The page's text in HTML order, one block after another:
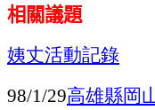
相關議題
姨丈活動記錄
98/1/29高雄縣岡